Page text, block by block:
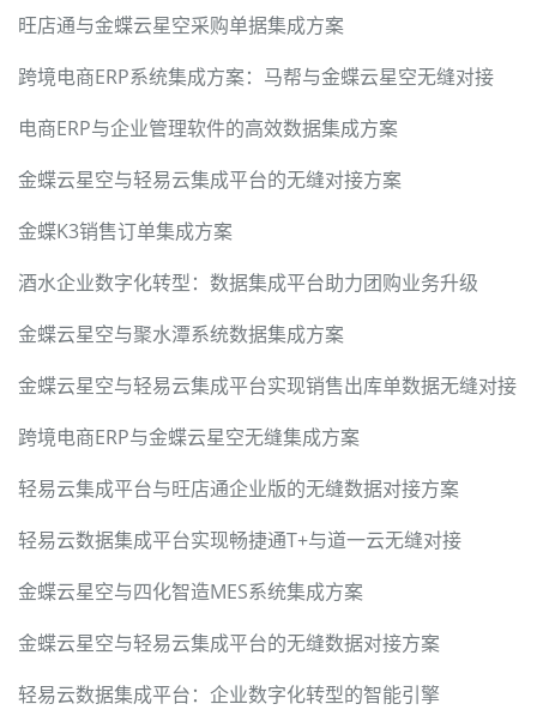
旺店通与金蝶云星空采购单据集成方案
跨境电商ERP系统集成方案：马帮与金蝶云星空无缝对接
电商ERP与企业管理软件的高效数据集成方案
金蝶云星空与轻易云集成平台的无缝对接方案
金蝶K3销售订单集成方案
酒水企业数字化转型：数据集成平台助力团购业务升级
金蝶云星空与聚水潭系统数据集成方案
金蝶云星空与轻易云集成平台实现销售出库单数据无缝对接
跨境电商ERP与金蝶云星空无缝集成方案
轻易云集成平台与旺店通企业版的无缝数据对接方案
轻易云数据集成平台实现畅捷通T+与道一云无缝对接
金蝶云星空与四化智造MES系统集成方案
金蝶云星空与轻易云集成平台的无缝数据对接方案
轻易云数据集成平台：企业数字化转型的智能引擎